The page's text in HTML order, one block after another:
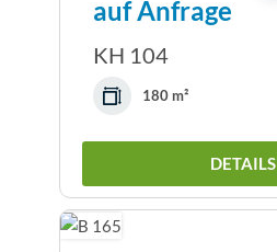
auf Anfrage
KH 104
180 m²
DETAILS